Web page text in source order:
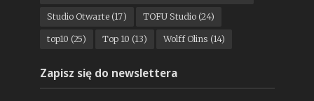
Studio Otwarte(17) TOFU Studio(24)
top10 (25) Top 10 (13) Wolff Olins (14)
Zapisz się do newslettera